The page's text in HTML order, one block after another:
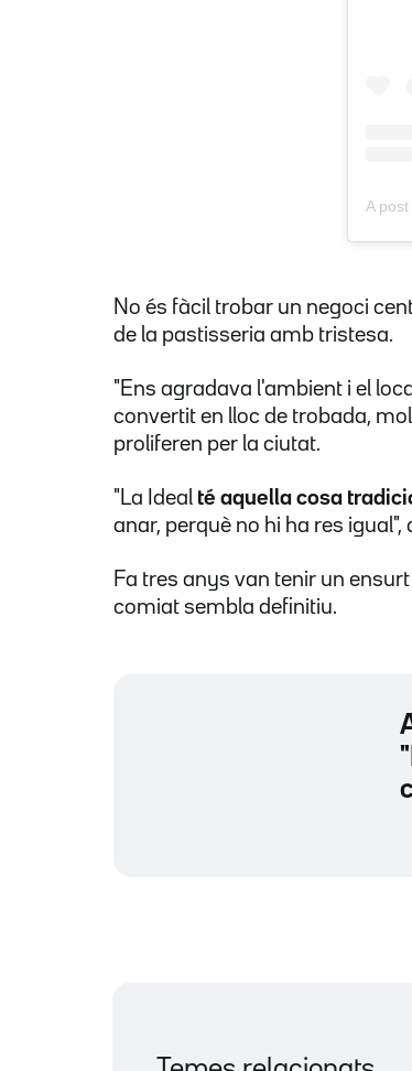
A
No és fàcil trobar un negoci
de la pastisseria amb tristesa.
"Ens agradava l'ambient i el
convertit en lloc de trobada,
proliferen per la ciutat.
"La Ideal té aquella cosa
anar, perquè no hi ha res igual",
Fa tres anys van tenir un ensurt
comiat sembla definitiu.